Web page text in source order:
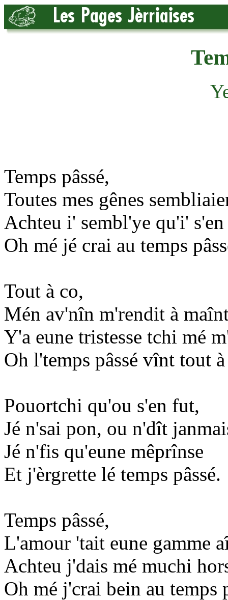
Temps pâssé,
Toutes mes gênes
Achteu i' sembl'ye qu'i'
Oh mé jé crai au temps
Tout à co,
Mén av'nîn m'rendit à
Y'a eune tristesse tchi mé
Oh l'temps pâssé vînt tout
Pouortchi qu'ou s'en fut,
Jé n'sai pon, ou n'dît
Jé n'fis qu'eune mêprînse
Et j'èrgrette lé temps pâssé.
Temps pâssé,
L'amour 'tait eune gamme
Achteu j'dais mé muchi
Oh mé j'crai bein au temps